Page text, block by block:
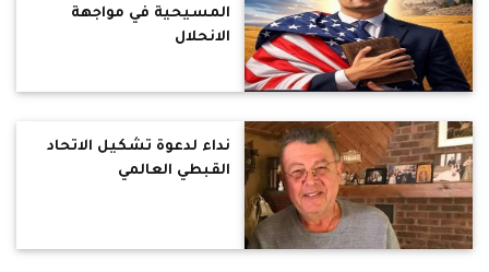
المسيحية في مواجهة
الانحلال
نداء لدعوة تشكيل الاتحاد
القبطي العالمي